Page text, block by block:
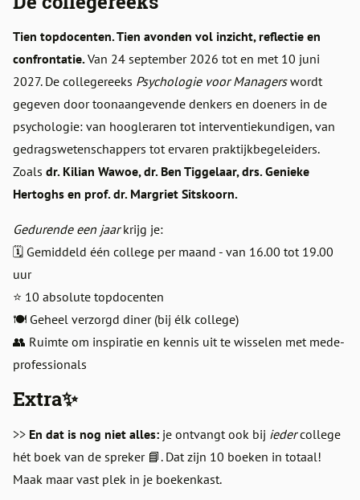
Tien topdocenten. Tien avonden vol inzicht, reflectie en
confrontatie.Van 24 september 2026 tot en met 10 juni
2027. De collegereeks Psychologie voor Managerswordt
gegeven door toonaangevende denkers en doeners in de
psychologie: van hoogleraren tot interventiekundigen, van
gedragswetenschappers tot ervaren praktijkbegeleiders.
Zoals dr. Kilian Wawoe, dr. Ben Tiggelaar, drs. Genieke
Hertoghs en prof. dr. Margriet Sitskoorn.
Gedurende een jaarkrijg je:
🗓️ Gemiddeld één college per maand - van 16.00 tot 19.00
uur
⭐️ 10 absolute topdocenten
🍽️ Geheel verzorgd diner (bij élk college)
👥 Ruimte om inspiratie en kennis uit te wisselen met mede-
professionals
Extra✨
>> En dat is nog niet alles: je ontvangt ook bij iedercollege
hét boek van de spreker 📘. Dat zijn 10 boeken in totaal!
Maak maar vast plek in je boekenkast.